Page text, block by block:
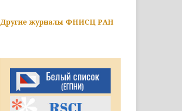
Другие журналы ФНИСЦ РАН